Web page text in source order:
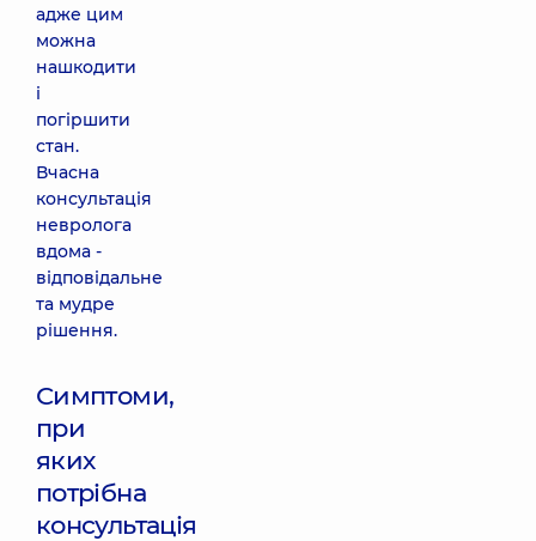
адже цим
можна
нашкодити
і
погіршити
стан.
Вчасна
консультація
невролога
вдома -
відповідальне
та мудре
рішення.
Симптоми,
при
яких
потрібна
консультація